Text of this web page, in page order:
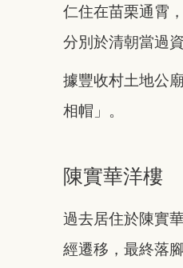
仁住在苗栗通霄
分別於清朝當過
據豐收村土地公
相帽」。
陳實華洋樓
過去居住於陳實
經遷移，最終落